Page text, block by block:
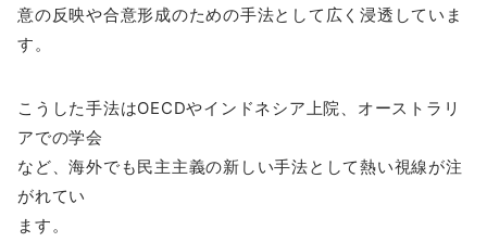
意の反映や合意形成のための手法として広く浸透していま
す。
こうした手法はOECDやインドネシア上院、オーストラリ
アでの学会
など、海外でも民主主義の新しい手法として熱い視線が注
がれてい
ます。